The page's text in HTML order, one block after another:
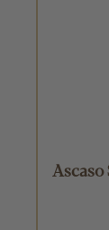
Ascaso